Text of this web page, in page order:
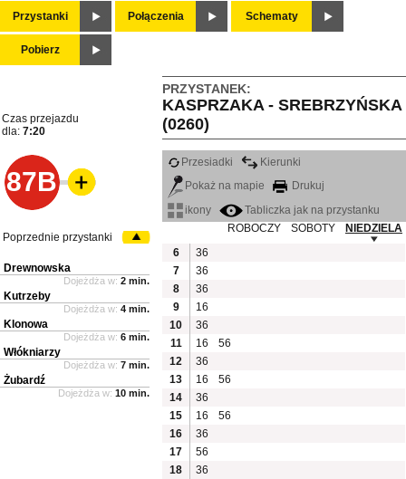
Przystanki Połączenia Schematy
Pobierz
PRZYSTANEK:
KASPRZAKA - SREBRZYŃSKA
(0260)
Czas przejazdu
dla: 7:20
87B
Przesiadki
Kierunki
Pokaż na mapie
Drukuj
ikony
Tabliczka jak na przystanku
ROBOCZY
SOBOTY
NIEDZIELA
6
36
7
36
8
36
9
16
10
36
11
16
56
12
36
13
16
56
14
36
15
16
56
16
36
17
56
18
36
Poprzednie przystanki
Drewnowska
Dojeżdża w: 2 min.
Kutrzeby
Dojeżdża w: 4 min.
Klonowa
Dojeżdża w: 6 min.
Włókniarzy
Dojeżdża w: 7 min.
Żubardź
Dojeżdża w: 10 min.